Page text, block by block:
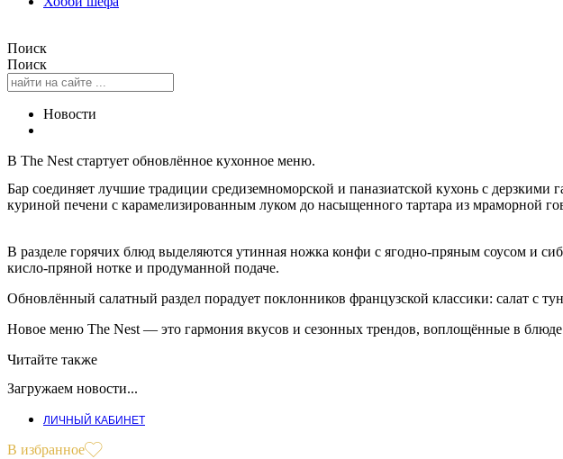
Поиск
Поиск
Новости
В The Nest стартует обновлённое кухонное меню.
Бар соединяет лучшие традиции средиземноморской и паназиатской кухонь с
куриной печени с карамелизированным луком до насыщенного тартара из мраморной
В разделе горячих блюд выделяются утинная ножка конфи с ягодно-пряным соусом и
кисло-пряной нотке и продуманной подаче.
Обновлённый салатный раздел порадует поклонников французской классики: салат с
Новое меню The Nest — это гармония вкусов и сезонных трендов, воплощённые в
Читайте также
Загружаем новости...
ЛИЧНЫЙ КАБИНЕТ
В избранное